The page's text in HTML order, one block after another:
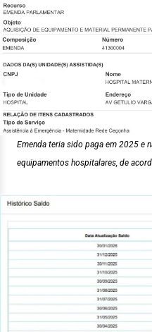
Emenda teria sido paga em 2025 e
equipamentos hospitalares, de